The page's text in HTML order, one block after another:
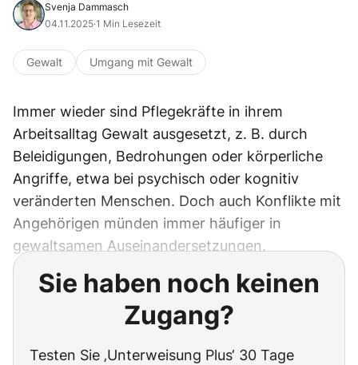
Svenja Dammasch
04.11.2025·1 Min Lesezeit
Gewalt Umgang mit Gewalt
Immer wieder sind Pflegekräfte in ihrem
Arbeitsalltag Gewalt ausgesetzt, z. B. durch
Beleidigungen, Bedrohungen oder körperliche
Angriffe, etwa bei psychisch oder kognitiv
veränderten Menschen. Doch auch Konflikte mit
Angehörigen münden immer häufiger in
gewaltsamen Auseinandersetzungen.
Sie haben noch keinen
Zugang?
Testen Sie ‚Unterweisung Plus‘ 30 Tage